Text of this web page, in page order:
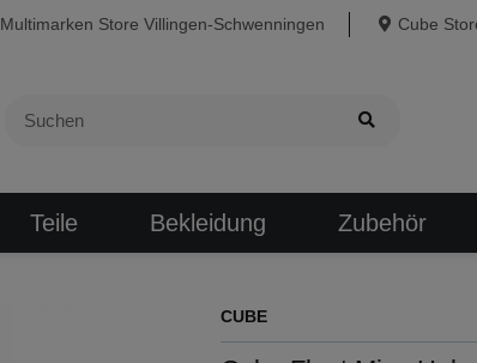
Multimarken Store Villingen-Schwenningen Cube
Teile Bekleidung Zubehör
CUBE